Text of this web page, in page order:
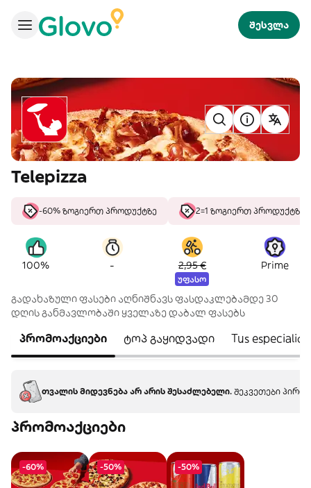
შესვლა
Telepizza
-60% ზოგიერთ პროდუქტზე 2=1 ზოგიერთ პროდუქტზე
100% - 2,95 €
უფასო
Prime
გადახაზული ფასები აღნიშნავს ფასდაკლებამდე 30
დღის განმავლობაში ყველაზე დაბალ ფასებს
პრომოაქციები ტოპ გაყიდვადი Tus
თვალის მიდევნება არ არის შესაძლებელი. შეკვეთები
პრომოაქციები
-60% -50% -50%